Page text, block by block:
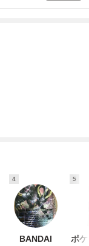
4
BANDAI
5
ポ